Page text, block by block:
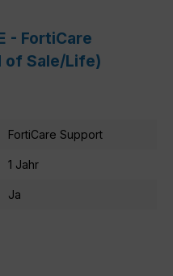
- FortiCare
of Sale/Life)
FortiCare Support
1 Jahr
Ja